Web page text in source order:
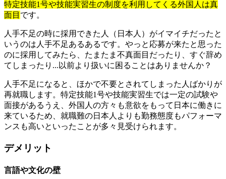
特定技能1号や技能実習生の制度を利用してくる外国人は真
面目 です。
人手不足の時に採用できた人（日本人）がイマイチだったと
いうのは人手不足あるあるです。やっと応募が来たと思った
のに採用してみたら、たまたま不真面目だったり、すぐ辞め
てしまったり...以前より扱いに困ることはありませんか？
人手不足になると、ほかで不要とされてしまった人ばかりが
再就職します。特定技能1号や技能実習生では一定の試験や
面接があるうえ、外国人の方々も意欲をもって日本に働きに
来ているため、就職難の日本人よりも勤務態度もパフォーマ
ンスも高いといったことが多々見受けられます。
デメリット
言語や文化の壁